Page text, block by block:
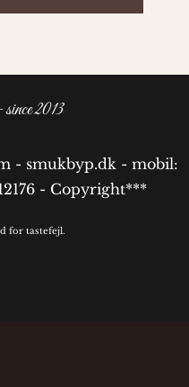
2013
- smukbyp.dk - mobil:
- Copyright***
for tastefejl.